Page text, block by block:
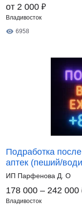
от 2 000 ₽
Владивосток
6958
Подработка
аптек (пеший/
ИП Парфенова Д. О
178 000 – 242 000
Владивосток